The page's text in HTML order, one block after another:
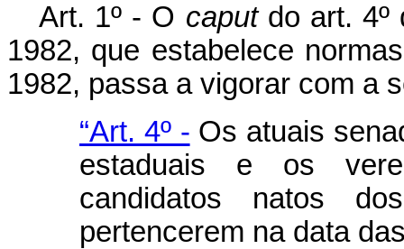
Art. 1º - O caputdo art. 4º
1982, que estabelece
1982, passa a vigorar com a
“Art. 4º - Os atuais
estaduais e os
candidatos natos
pertencerem na data